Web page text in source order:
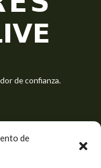
de
de confianza.
los beneficios del